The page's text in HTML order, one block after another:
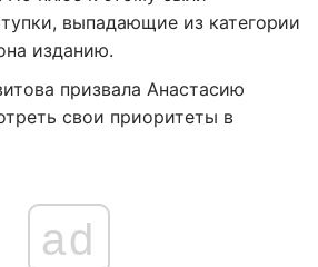
выпадающие из категории
изданию.
призвала Анастасию
свои приоритеты в
ad